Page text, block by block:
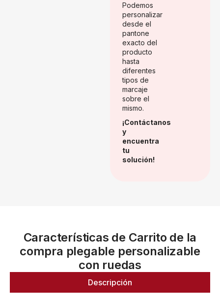
Podemos
personalizar
desde el
pantone
exacto del
producto
hasta
diferentes
tipos de
marcaje
sobre el
mismo.
¡Contáctanos
y
encuentra
tu
solución!
Características de Carrito de la
compra plegable personalizable
con ruedas
Descripción